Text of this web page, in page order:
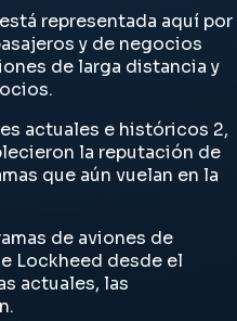
representada aquí por
y de negocios
de larga distancia y
actuales e históricos 2,
la reputación de
que aún vuelan en la
de aviones de
Lockheed desde el
actuales, las